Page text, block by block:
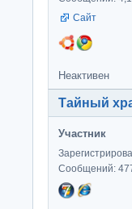
Сайт
Неактивен
Тайный
Участник
Сообщений: